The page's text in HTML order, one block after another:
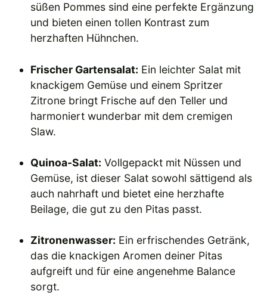
süßen Pommes sind eine perfekte Ergänzung
und bieten einen tollen Kontrast zum
herzhaften Hühnchen.
Frischer Gartensalat: Ein leichter Salat mit
knackigem Gemüse und einem Spritzer
Zitrone bringt Frische auf den Teller und
harmoniert wunderbar mit dem cremigen
Slaw.
Quinoa-Salat: Vollgepackt mit Nüssen und
Gemüse, ist dieser Salat sowohl sättigend als
auch nahrhaft und bietet eine herzhafte
Beilage, die gut zu den Pitas passt.
Zitronenwasser: Ein erfrischendes Getränk,
das die knackigen Aromen deiner Pitas
aufgreift und für eine angenehme Balance
sorgt.